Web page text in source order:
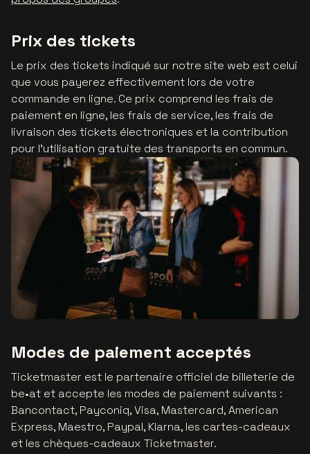
Prix des tickets
Le prix des tickets indiqué sur notre site web est celui
que vous payerez effectivement lors de votre
commande en ligne. Ce prix comprend les frais de
paiement en ligne, les frais de service, les frais de
livraison des tickets électroniques et la contribution
pour l'utilisation gratuite des transports en commun.
Modes de paiement acceptés
Ticketmaster est le partenaire officiel de billeterie de
be•at et accepte les modes de paiement suivants :
Bancontact, Payconiq, Visa, Mastercard, American
Express, Maestro, Paypal, Klarna, les cartes-cadeaux
et les chèques-cadeaux Ticketmaster.